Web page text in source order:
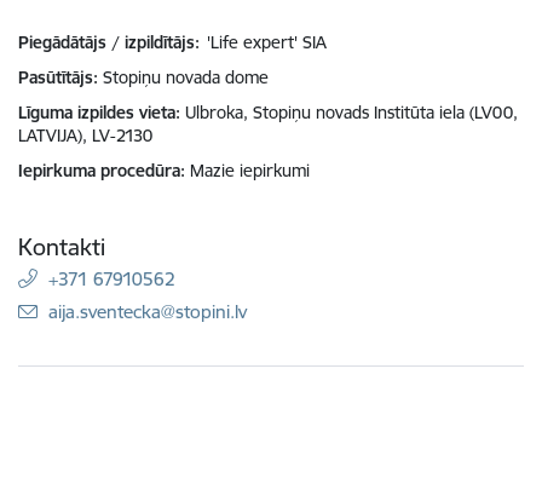
Piegādātājs / izpildītājs: 'Life expert' SIA
Pasūtītājs Stopiņu novada dome
Līguma izpildes vieta Ulbroka, Stopiņu novads Institūta iela (LV00,
LATVIJA), LV-2130
Iepirkuma procedūra Mazie iepirkumi
Kontakti
+371 67910562
E-pasts:
aija.sventecka@stopini.lv